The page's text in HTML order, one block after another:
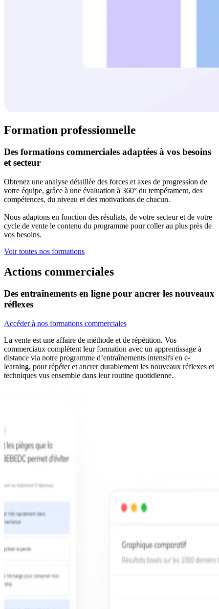
Formation professionnelle
Des formations commerciales adaptées à vos besoins
et secteur
Obtenez une analyse détaillée des forces et axes de progression de
votre équipe, grâce à une évaluation à 360° du tempérament, des
compétences, du niveau et des motivations de chacun.
Nous adaptons en fonction des résultats, de votre secteur et de votre
cycle de vente le contenu du programme pour coller au plus près de
vos besoins.
Voir toutes nos formations
Actions commerciales
Des entraînements en ligne pour ancrer les nouveaux
réflexes
Accéder à nos formations commerciales
La vente est une affaire de méthode et de répétition. Vos
commerciaux complètent leur formation avec un apprentissage à
distance via notre programme d’entraînements intensifs en e-
learning, pour répéter et ancrer durablement les nouveaux réflexes et
techniques vus ensemble dans leur routine quotidienne.